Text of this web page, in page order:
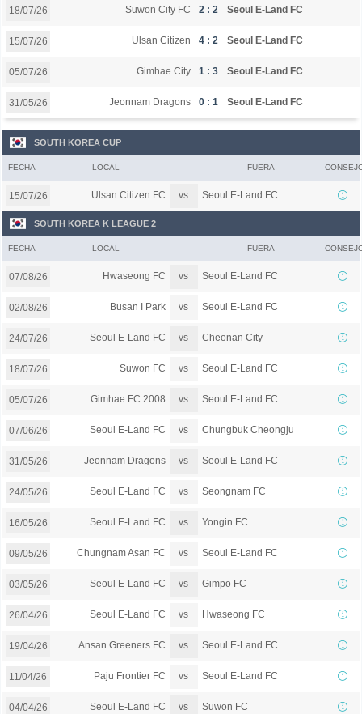
18/07/26 Suwon City FC 2 : 2 Seoul E-Land FC
15/07/26 Ulsan Citizen 4 : 2 Seoul E-Land FC
05/07/26 Gimhae City 1 : 3 Seoul E-Land FC
31/05/26 Jeonnam Dragons 0 : 1 Seoul E-Land FC
SOUTH KOREA CUP
FECHA LOCAL FUERA
15/07/26 Ulsan Citizen FC vs Seoul E-Land FC
SOUTH KOREA K LEAGUE 2
FECHA LOCAL FUERA
07/08/26 Hwaseong FC vs Seoul E-Land FC
02/08/26 Busan I Park vs Seoul E-Land FC
24/07/26 Seoul E-Land FC vs Cheonan City
18/07/26 Suwon FC vs Seoul E-Land FC
05/07/26 Gimhae FC 2008 vs Seoul E-Land FC
07/06/26 Seoul E-Land FC vs Chungbuk Cheongju
31/05/26 Jeonnam Dragons vs Seoul E-Land FC
24/05/26 Seoul E-Land FC vs Seongnam FC
16/05/26 Seoul E-Land FC vs Yongin FC
09/05/26 Chungnam Asan FC vs Seoul E-Land FC
03/05/26 Seoul E-Land FC vs Gimpo FC
26/04/26 Seoul E-Land FC vs Hwaseong FC
19/04/26 Ansan Greeners FC vs Seoul E-Land FC
11/04/26 Paju Frontier FC vs Seoul E-Land FC
04/04/26 Seoul E-Land FC vs Suwon FC